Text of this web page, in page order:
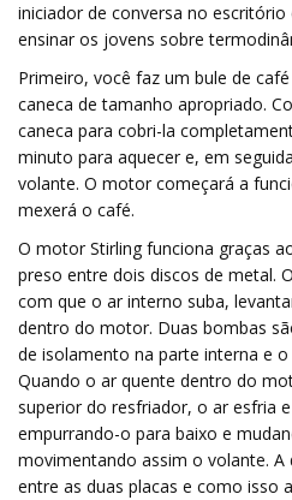
iniciador de conversa no
ensinar os jovens sobre
Primeiro, você faz um bule de
caneca de tamanho apropriado.
caneca para cobri-la
minuto para aquecer e, em
volante. O motor começará a
mexerá o café.
O motor Stirling funciona graças
preso entre dois discos de metal.
com que o ar interno suba,
dentro do motor. Duas bombas
de isolamento na parte interna e
Quando o ar quente dentro do
superior do resfriador, o ar esfria
empurrando-o para baixo e
movimentando assim o volante.
entre as duas placas e como isso